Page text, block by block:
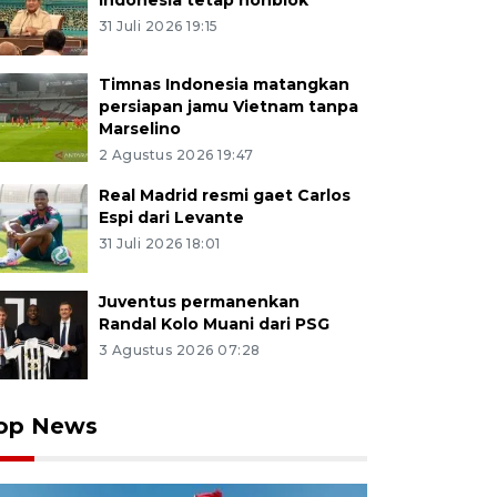
31 Juli 2026 19:15
Timnas Indonesia matangkan
persiapan jamu Vietnam tanpa
Marselino
2 Agustus 2026 19:47
Real Madrid resmi gaet Carlos
Espi dari Levante
31 Juli 2026 18:01
Juventus permanenkan
Randal Kolo Muani dari PSG
3 Agustus 2026 07:28
News